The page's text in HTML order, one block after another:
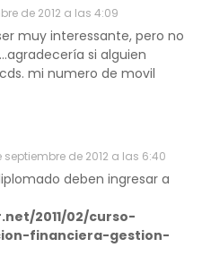
de 2012 a las 4:09
muy interessante, pero no
si alguien
mi numero de movil
septiembre de 2012 a las 6:40
deben ingresar a
2011/02/curso-
financiera-gestion-